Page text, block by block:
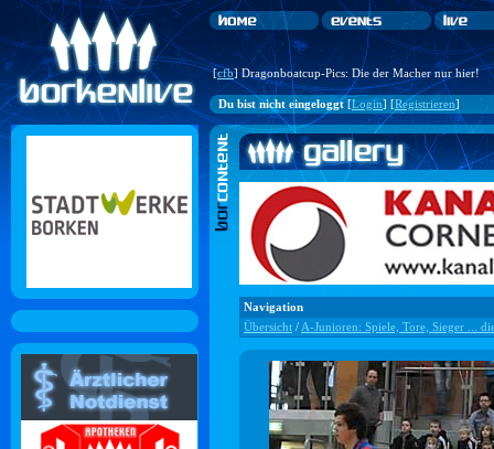
[cfb] Dragonboatcup-Pics: Die der Macher nur hier!
Du bist nicht eingeloggt[Login] [Registrieren]
Navigation
Übersicht / A-Junioren: Spiele, Tore, Sieger ...